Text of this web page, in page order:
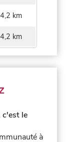
km
km
c'est le
à